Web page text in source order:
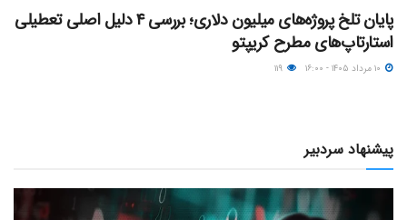
پایان تلخ پروژه‌های میلیون دلاری؛ بررسی ۴ دلیل اصلی تعطیلی
استارتاپ‌های مطرح کریپتو
پیشنهاد سردبیر